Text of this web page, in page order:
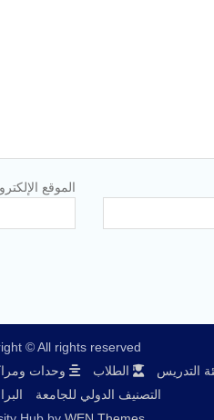
الموقع
© All rights reserved.
التدريس الطلاب وحدات
التصنيف الدولي للجامعة